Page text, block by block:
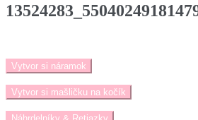
Vytvor si náramok
Vytvor si mašličku na kočík